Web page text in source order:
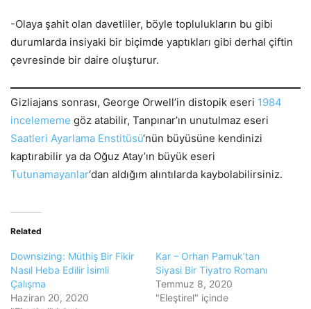
-Olaya şahit olan davetliler, böyle toplulukların bu gibi
durumlarda insiyaki bir biçimde yaptıkları gibi derhal çiftin
çevresinde bir daire oluşturur.
Gizliajans sonrası, George Orwell’in distopik eseri 1984
incelememe göz atabilir, Tanpınar’ın unutulmaz eseri
Saatleri Ayarlama Enstitüsü‘nün büyüsüne kendinizi
kaptırabilir ya da Oğuz Atay’ın büyük eseri
Tutunamayanlar‘dan aldığım alıntılarda kaybolabilirsiniz.
Related
Downsizing: Müthiş Bir Fikir
Nasıl Heba Edilir İsimli
Çalışma
Haziran 20, 2020
Kar – Orhan Pamuk’tan
Siyasi Bir Tiyatro Romanı
Temmuz 8, 2020
"Eleştirel" içinde